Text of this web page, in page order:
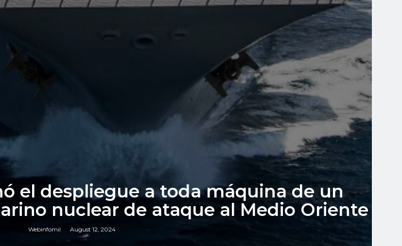
el despliegue a toda máquina de un
nuclear de ataque al Medio Oriente
Webinfomil August 12, 2024